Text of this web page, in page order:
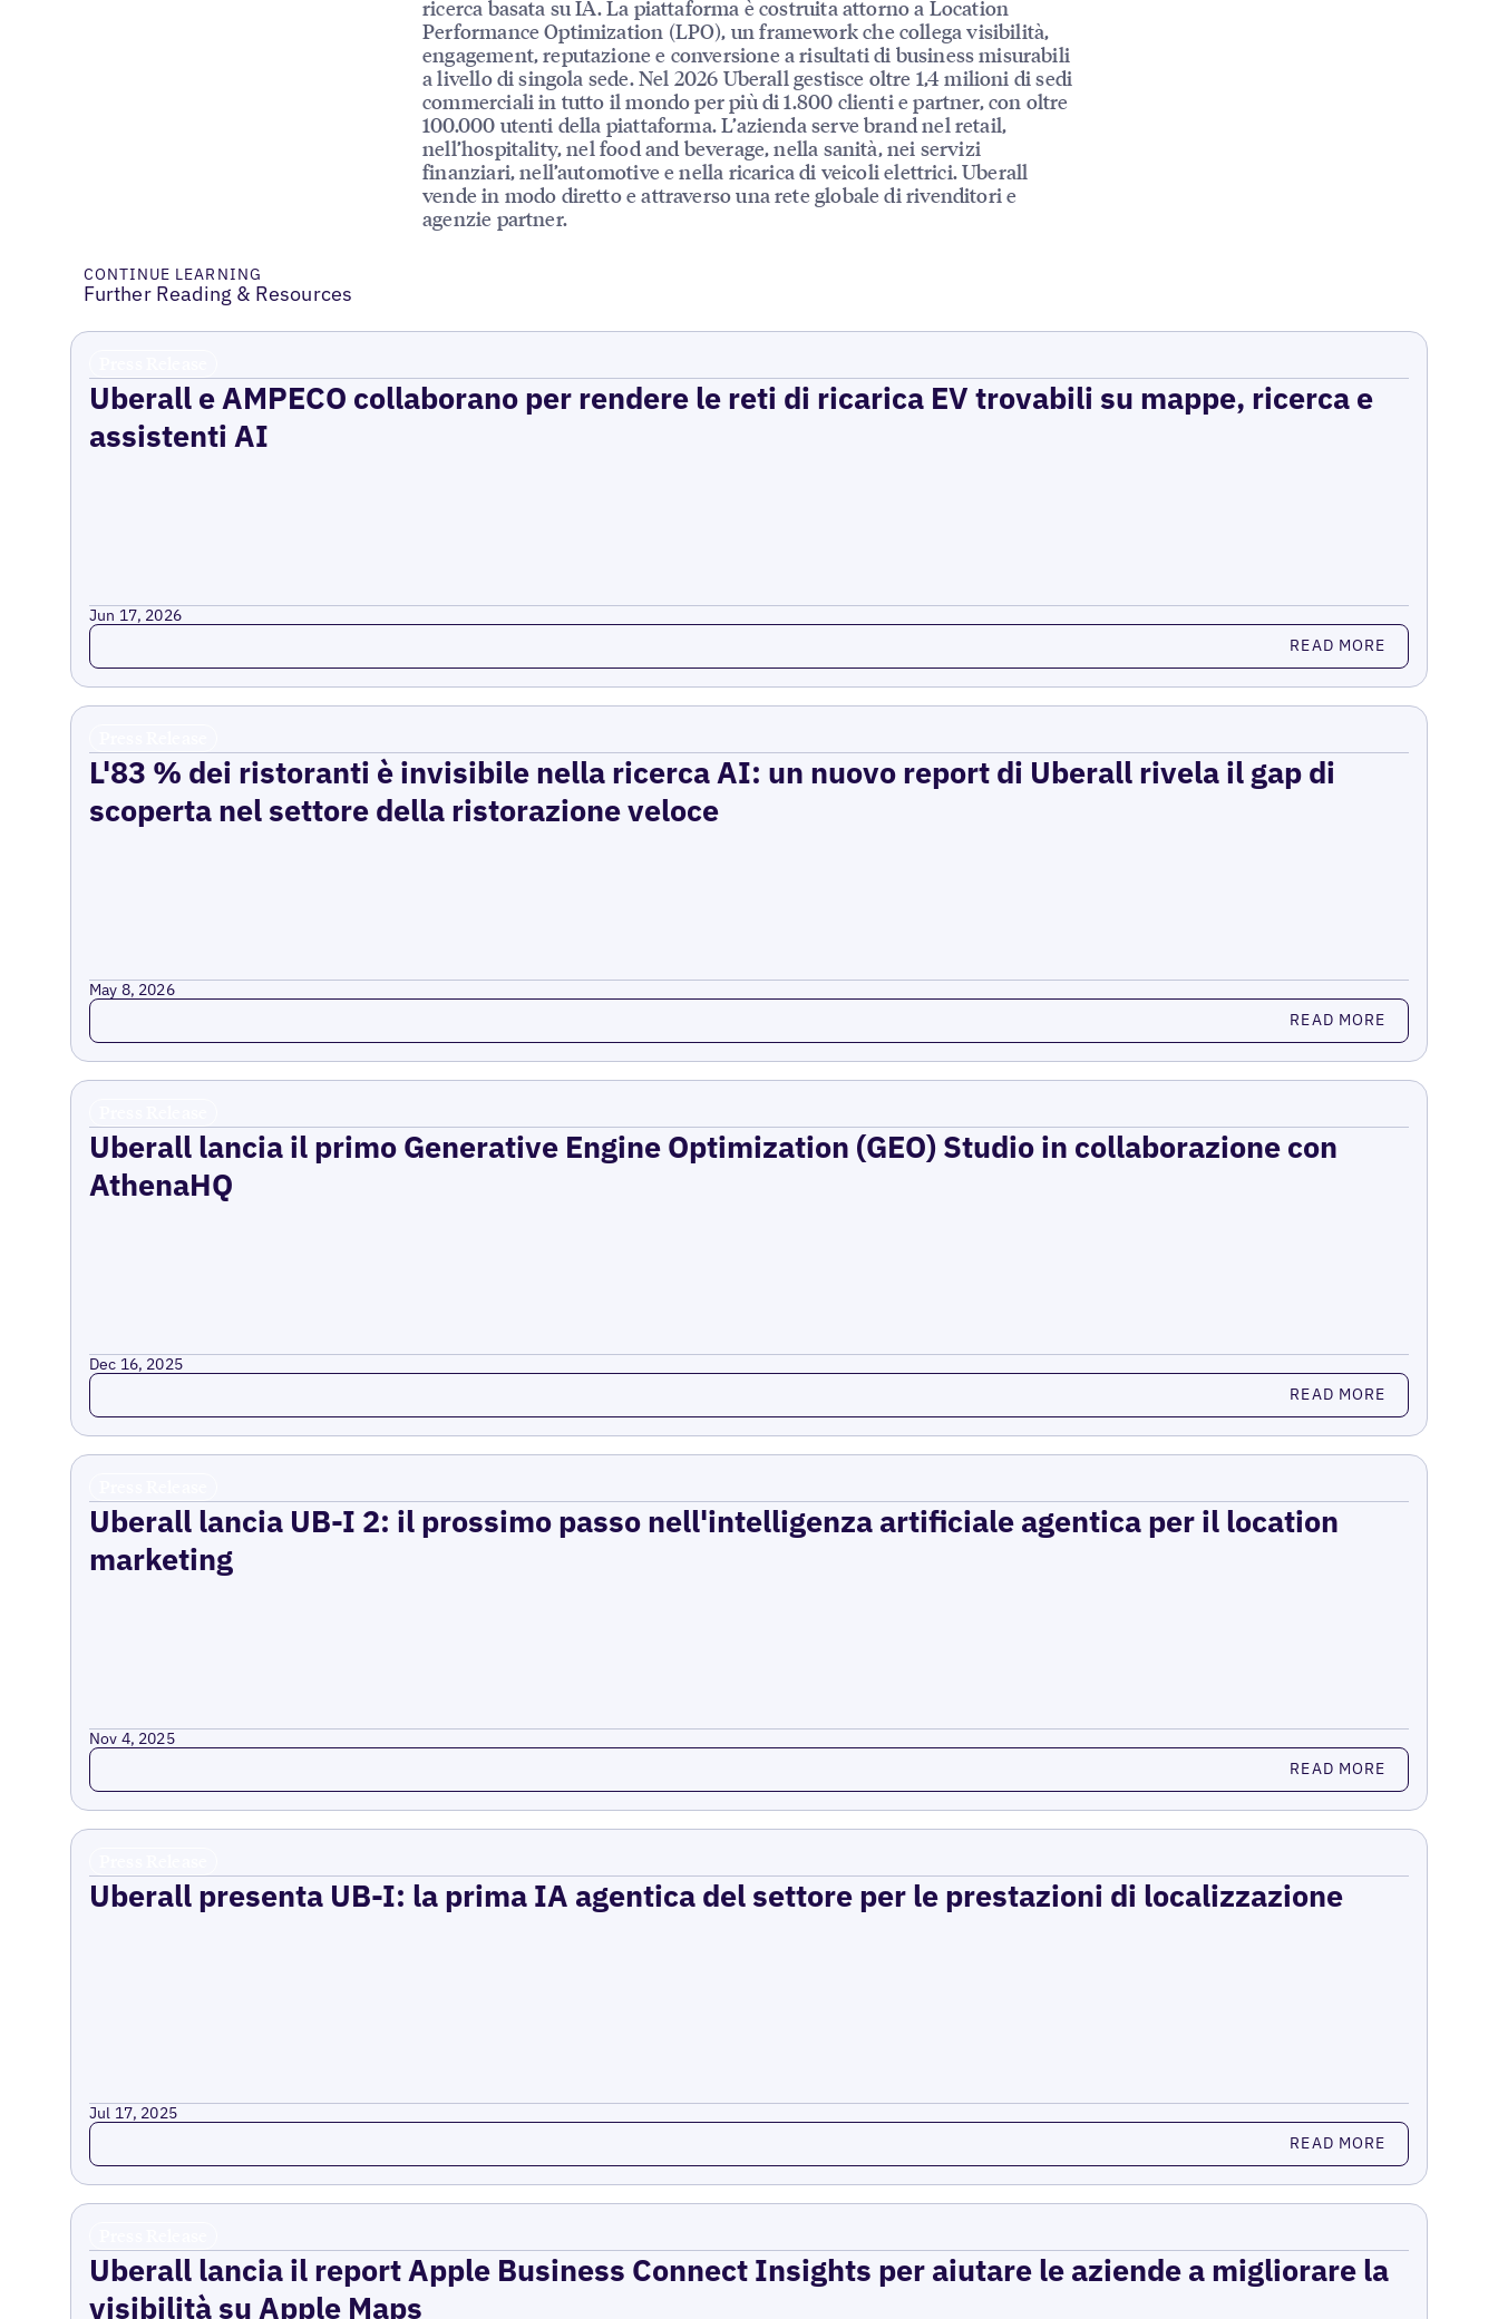
ricerca basata su IA. La piattaforma è costruita attorno a Location
Performance Optimization (LPO), un framework che collega visibilità,
engagement, reputazione e conversione a risultati di business misurabili
a livello di singola sede. Nel 2026 Uberall gestisce oltre 1,4 milioni di sedi
commerciali in tutto il mondo per più di 1.800 clienti e partner, con oltre
100.000 utenti della piattaforma. L’azienda serve brand nel retail,
nell’hospitality, nel food and beverage, nella sanità, nei servizi
finanziari, nell’automotive e nella ricarica di veicoli elettrici. Uberall
vende in modo diretto e attraverso una rete globale di rivenditori e
agenzie partner.
CONTINUE LEARNING
Further Reading & Resources
Uberall e AMPECO collaborano per rendere le reti di ricarica EV trovabili su mappe, ricerca e
assistenti AI
Jun 17, 2026
Read more READ MORE
L'83 % dei ristoranti è invisibile nella ricerca AI: un nuovo report di Uberall rivela il gap di
scoperta nel settore della ristorazione veloce
May 8, 2026
Read more READ MORE
Uberall lancia il primo Generative Engine Optimization (GEO) Studio in collaborazione con
AthenaHQ
Dec 16, 2025
Read more READ MORE
Uberall lancia UB-I 2: il prossimo passo nell'intelligenza artificiale agentica per il location
marketing
Nov 4, 2025
Read more READ MORE
Uberall presenta UB-I: la prima IA agentica del settore per le prestazioni di localizzazione
Jul 17, 2025
Read more READ MORE
Uberall lancia il report Apple Business Connect Insights per aiutare le aziende a migliorare la
visibilità su Apple Maps